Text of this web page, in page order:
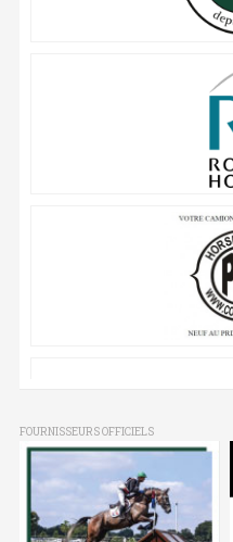
FOURNISSEURS OFFICIELS